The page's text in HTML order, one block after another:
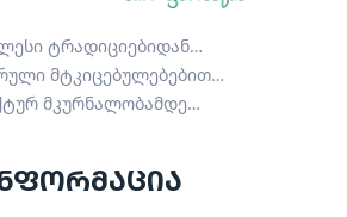
ტრადიციებიდან…
მტკიცებულებებით…
მკურნალობამდე…